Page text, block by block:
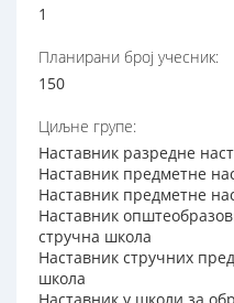
1
Планирани број учесник:
150
Циљне групе:
Наставник разредне
Наставник предметне
Наставник предметне
Наставник
стручна школа
Наставник стручних
школа